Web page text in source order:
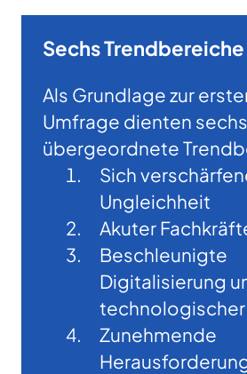
Sechs Trendbereiche
Als Grundlage zur
Umfrage dienten sechs
übergeordnete
Sich
Ungleichheit
Akuter
Beschleunigte
Digitalisierung
technologischer
Zunehmende